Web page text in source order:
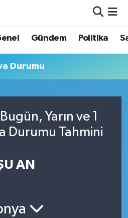
Gündem Politika
Durumu
Yarın ve 1
Durumu Tahmini
AN